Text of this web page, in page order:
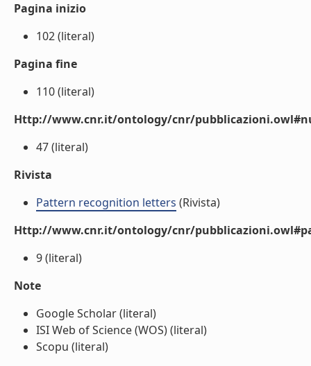
Pagina inizio
102 (literal)
Pagina fine
110 (literal)
Http://www.cnr.it/ontology/cnr/
47 (literal)
Rivista
Pattern recognition letters (Rivista)
Http://www.cnr.it/ontology/cnr/
9 (literal)
Note
Google Scholar (literal)
ISI Web of Science (WOS) (literal)
Scopu (literal)